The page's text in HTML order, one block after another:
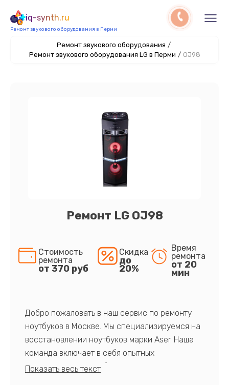
iq-synth.ru
Ремонт звукового оборудования в Перми
Ремонт звукового оборудования /
Ремонт звукового оборудования LG в Перми / OJ98
Ремонт LG OJ98
Стоимость
ремонта
от 370 руб
Скидка
до
20%
Время
ремонта
от 20
мин
Добро пожаловать в наш сервис по ремонту
ноутбуков в Москве. Мы специализируемся на
восстановлении ноутбуков марки Aser. Наша
команда включает в себя опытных
профессионалов с обширными знаниями и